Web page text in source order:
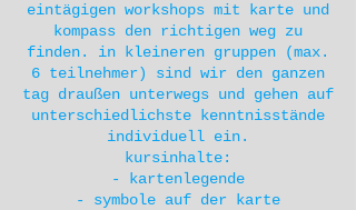
eintägigen workshops mit karte und
kompass den richtigen weg zu
finden. in kleineren gruppen (max.
6 teilnehmer) sind wir den ganzen
tag draußen unterwegs und gehen auf
unterschiedlichste kenntnisstände
individuell ein.
kursinhalte:
- kartenlegende
- symbole auf der karte